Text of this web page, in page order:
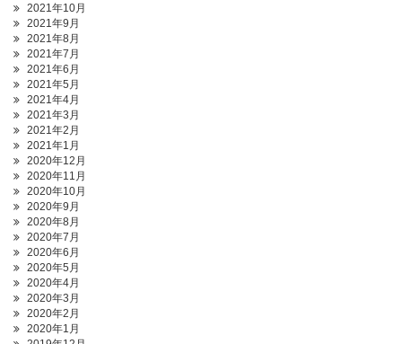
2021年10月
2021年9月
2021年8月
2021年7月
2021年6月
2021年5月
2021年4月
2021年3月
2021年2月
2021年1月
2020年12月
2020年11月
2020年10月
2020年9月
2020年8月
2020年7月
2020年6月
2020年5月
2020年4月
2020年3月
2020年2月
2020年1月